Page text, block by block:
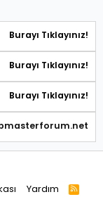
Burayı Tıklayınız!
Burayı Tıklayınız!
Burayı Tıklayınız!
Yardım
R
S